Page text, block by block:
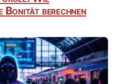
Bonität berechnen